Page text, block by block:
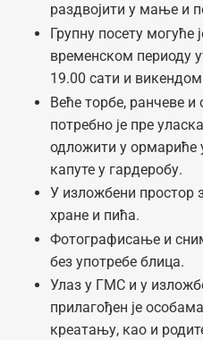
раздвојити у мање и
Групну посету могуће
временском периоду
19.00 сати и
Веће торбе, ранчеве и
потребно је пре
одложити у ормариће
капуте у гардеробу.
У изложбени простор
хране и пића.
Фотографисање и
без употребе блица.
Улаз у ГМС и у
прилагођен је
креатању, као и